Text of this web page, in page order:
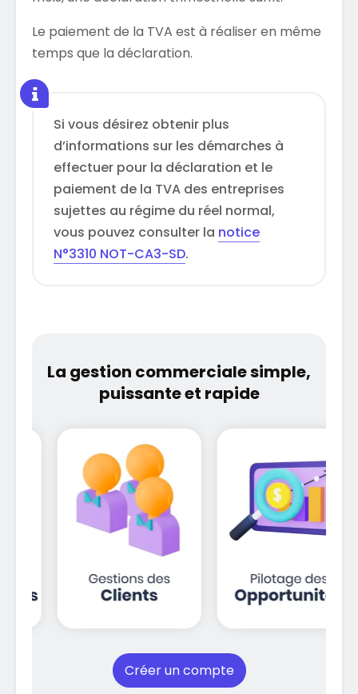
Le paiement de la TVA est à réaliser en même
temps que la déclaration.
Si vous désirez obtenir plus
d’informations sur les démarches à
effectuer pour la déclaration et le
paiement de la TVA des entreprises
sujettes au régime du réel normal,
vous pouvez consulter la notice
N°3310 NOT-CA3-SD.
La gestion commerciale simple,
puissante et rapide
Créer un compte